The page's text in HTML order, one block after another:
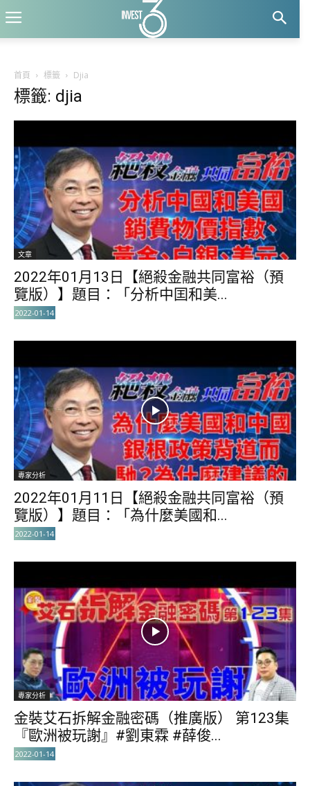
首頁 標籤 Djia
標籤: djia
文章
2022年01月13日【絕殺金融共同富裕（預
覽版）】題目：「分析中囯和美...
2022-01-14
專家分析
2022年01月11日【絕殺金融共同富裕（預
覽版）】題目：「為什麼美國和...
2022-01-14
專家分析
金裝艾石拆解金融密碼（推廣版） 第123集
『歐洲被玩謝』#劉東霖 #薛俊...
2022-01-14